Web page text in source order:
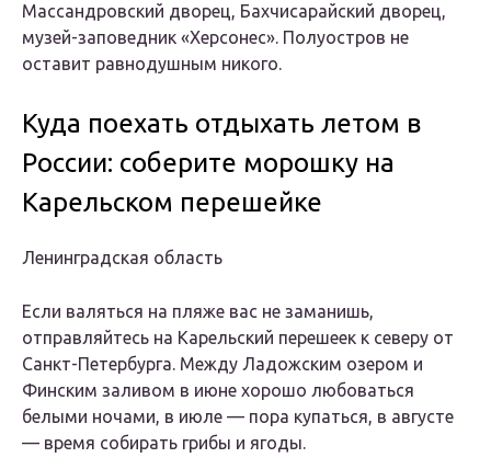
Массандровский дворец, Бахчисарайский дворец,
музей-заповедник «Херсонес». Полуостров не
оставит равнодушным никого.
Куда поехать отдыхать летом в
России: соберите морошку на
Карельском перешейке
Ленинградская область
Если валяться на пляже вас не заманишь,
отправляйтесь на Карельский перешеек к северу от
Санкт-Петербурга. Между Ладожским озером и
Финским заливом в июне хорошо любоваться
белыми ночами, в июле — пора купаться, в августе
— время собирать грибы и ягоды.